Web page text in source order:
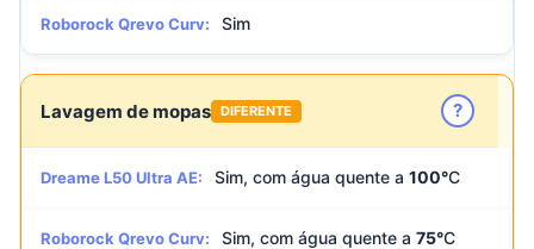
Roborock Qrevo Curv: Sim
Lavagem de mopas DIFERENTE ?
Dreame L50 Ultra AE: Sim, com água quente a 100°C
Roborock Qrevo Curv: Sim, com água quente a 75°C